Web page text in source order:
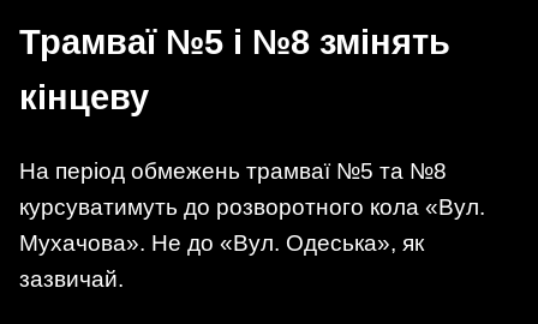
Трамваї №5 і №8 змінять
кінцеву
На період обмежень трамваї №5 та №8
курсуватимуть до розворотного кола «Вул.
Мухачова». Не до «Вул. Одеська», як
зазвичай.